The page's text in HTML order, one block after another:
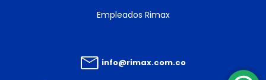
Empleados Rimax
info@rimax.com.co